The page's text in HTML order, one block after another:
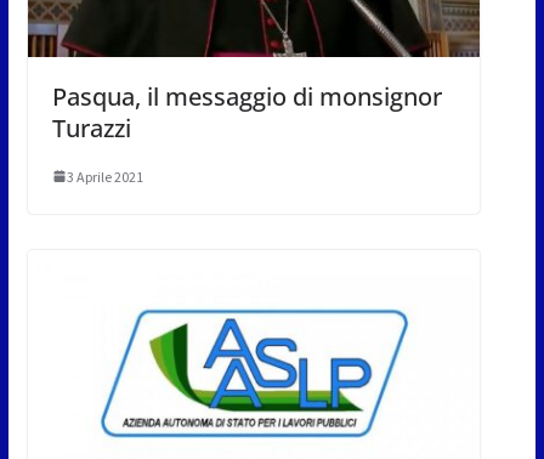
Pasqua, il messaggio di monsignor
Turazzi
3 Aprile 2021